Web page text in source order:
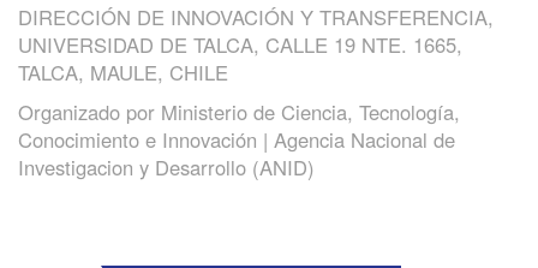
DIRECCIÓN DE INNOVACIÓN Y TRANSFERENCIA,
UNIVERSIDAD DE TALCA, CALLE 19 NTE. 1665,
TALCA, MAULE, CHILE
Organizado por Ministerio de Ciencia, Tecnología,
Conocimiento e Innovación | Agencia Nacional de
Investigacion y Desarrollo (ANID)